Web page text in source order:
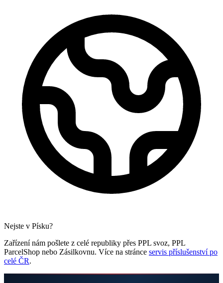
Nejste v Písku?
Zařízení nám pošlete z celé republiky přes PPL svoz, PPL
ParcelShop nebo Zásilkovnu. Více na stránce servis příslušenství po
celé ČR.